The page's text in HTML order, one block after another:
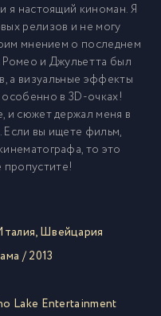
я настоящий киноман. Я
релизов и не могу
мнением о последнем
и Джульетта был
а визуальные эффекты
в 3D-очках!
и сюжет держал меня в
Если вы ищете фильм,
то это
,Швейцария
/2013
Lake Entertainment